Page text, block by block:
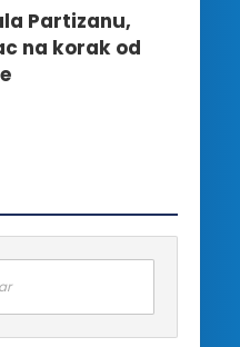
Partizanu,
na korak od